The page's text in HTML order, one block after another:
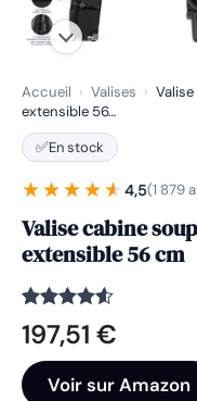
Accueil › Valises ›
extensible 56…
✅En stock
★★★★★
★★★★★ 4,5(1 879
Valise cabine
extensible 56 cm
Noté 4.5
sur 5
1879
notations
client
197,51 €
Voir sur Amazon